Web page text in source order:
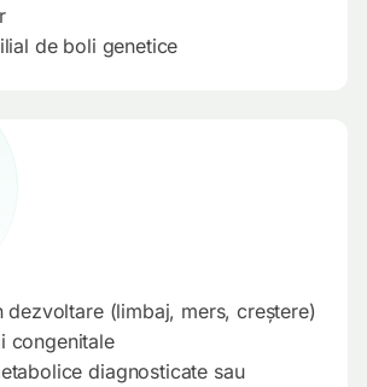
de boli genetice
dezvoltare (limbaj, mers, creștere)
congenitale
diagnosticate sau